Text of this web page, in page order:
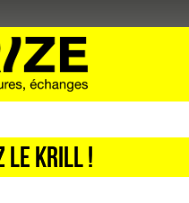
LE KRILL !